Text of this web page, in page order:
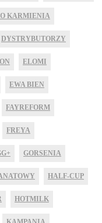
KARMIENIA
DYSTRYBUTORZY
ELOMI
EWA BIEN
FAYREFORM
FREYA
GORSENIA
HALF-CUP
HOTMILK